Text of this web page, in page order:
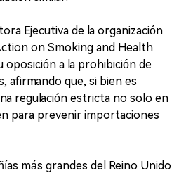
Ejecutiva de la organización
on Smoking and Health
oposición a la prohibición de
afirmando que, si bien es
regulación estricta no solo en
para prevenir importaciones
más grandes del Reino Unido